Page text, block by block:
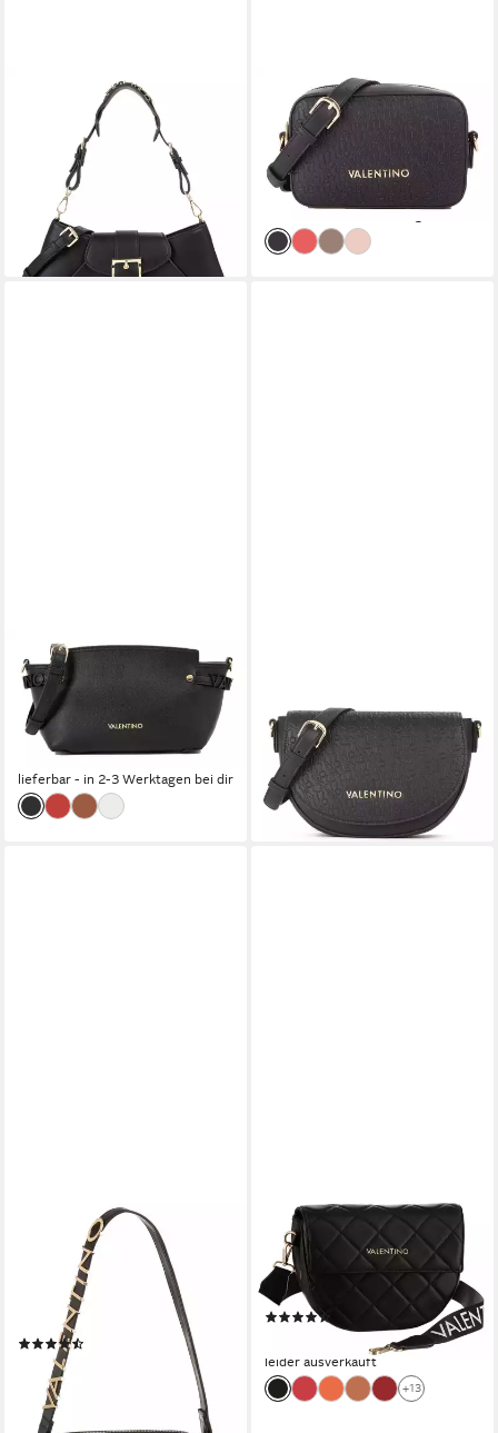
VALENTINO BAGS
Umhängetasche Shoulder Bag
UVP 145,00 €
lieferbar - in 2-3 Werktagen bei dir
VALENTINO BAGS
Umhängetasche Crossbody
Bag
67,09 €
UVP 109,99 €
-39%
lieferbar - in 2-3 Werktagen bei dir
VALENTINO BAGS
Umhängetasche Crossbody
Bag
92,17 €
119,99 €
-23%
lieferbar - in 2-3 Werktagen bei dir
-15%
lieferbar - in 4-5 Werktagen bei dir
VALENTINO BAGS
Mini Bag ALEXIA, Damen
Handtasche, Schultertasche,
Umhängetasche mit Logo-
Emblem
ab 101,99 €
-15%
leider ausverkauft
VALENTINO BAGS
Umhängetasche FLAP BAG
BIGS, Schultertasche
Handtasche Damen
leider ausverkauft
+13